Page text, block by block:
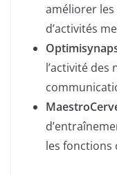
améliorer
d’activités
l’activité
les fonctions